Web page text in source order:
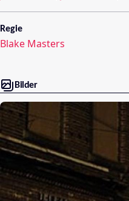
Regie
Blake Masters
Bilder